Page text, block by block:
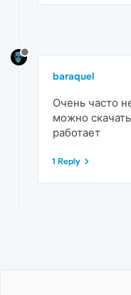
baraquel
Очень часто
можно
работает
1 Reply